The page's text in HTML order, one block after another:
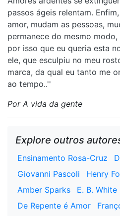
passos ágeis relentam.
amor, mudam as pessoas,
permanece do mesmo
por isso que eu queria esta
ele, que esculpiu no meu
marca, da qual eu tanto me
ao tempo..''
Por A vida da gente
Explore outros
Ensinamento Rosa-Cruz
Giovanni Pascoli
Henry
Amber Sparks
E. B. White
De Repente é Amor